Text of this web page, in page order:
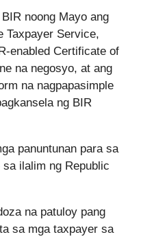
noong Mayo ang
Taxpayer Service,
enabled Certificate of
na negosyo, at ang
na nagpapasimple
ng BIR
panuntunan para sa
ilalim ng Republic
na patuloy pang
sa mga taxpayer sa